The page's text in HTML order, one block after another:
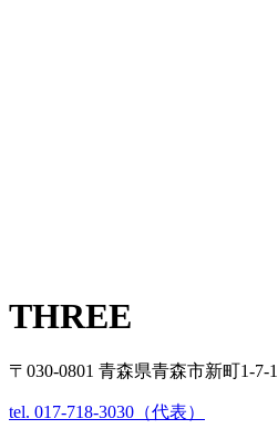
THREE
〒030-0801 青森県青森市新町1-7-1
tel. 017-718-3030（代表）